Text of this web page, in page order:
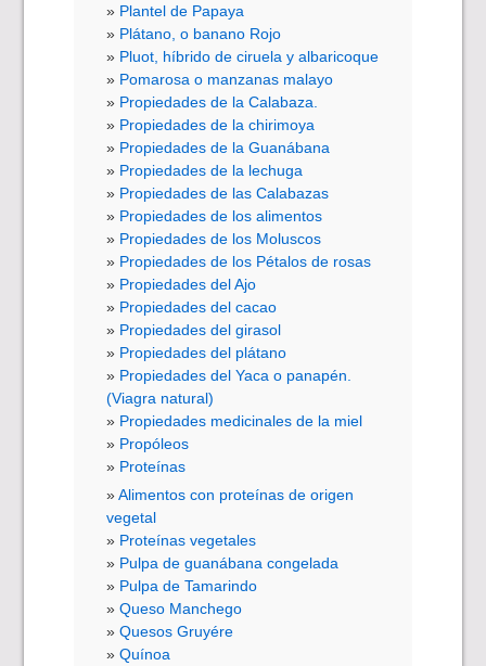
Plantel de Papaya
Plátano, o banano Rojo
Pluot, híbrido de ciruela y albaricoque
Pomarosa o manzanas malayo
Propiedades de la Calabaza.
Propiedades de la chirimoya
Propiedades de la Guanábana
Propiedades de la lechuga
Propiedades de las Calabazas
Propiedades de los alimentos
Propiedades de los Moluscos
Propiedades de los Pétalos de rosas
Propiedades del Ajo
Propiedades del cacao
Propiedades del girasol
Propiedades del plátano
Propiedades del Yaca o panapén.
(Viagra natural)
Propiedades medicinales de la miel
Propóleos
Proteínas
Alimentos con proteínas de origen
vegetal
Proteínas vegetales
Pulpa de guanábana congelada
Pulpa de Tamarindo
Queso Manchego
Quesos Gruyére
Quínoa